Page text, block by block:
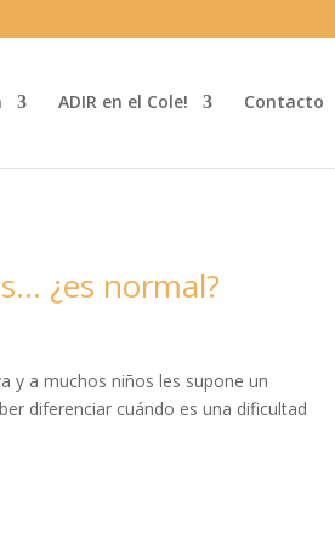
ADIR en el Cole! Contacto
¿es normal?
y a muchos niños les supone un
diferenciar cuándo es una dificultad